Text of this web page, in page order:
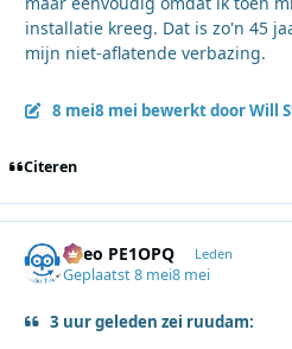
installatie kreeg. Dat is zo'n 45
mijn niet-aflatende verbazing.
8 mei8 mei bewerkt door Will
Citeren
Theo PE1OPQ Leden
Geplaatst8 mei8 mei
3 uur geleden zei ruudam: